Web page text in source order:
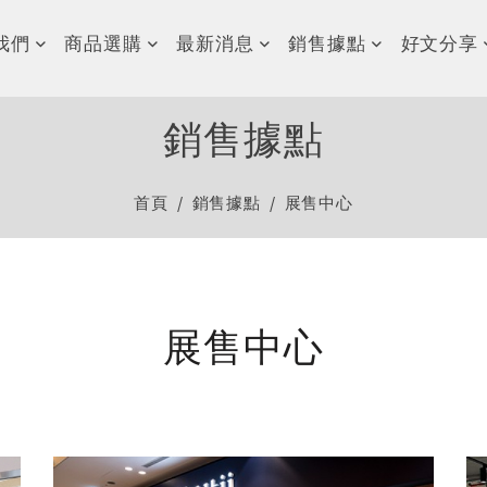
們 商品選購 最新消息 銷售據點 好文分享
銷售據點
首頁 銷售據點 展售中心
展售中心